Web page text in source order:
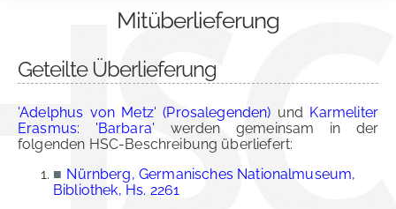
Mitüberlieferung
Geteilte Überlieferung
'Adelphus von Metz' (Prosalegenden) und Karmeliter
Erasmus: 'Barbara' werden gemeinsam in der
folgenden HSC-Beschreibung überliefert:
■ Nürnberg, Germanisches Nationalmuseum,
Bibliothek, Hs. 2261